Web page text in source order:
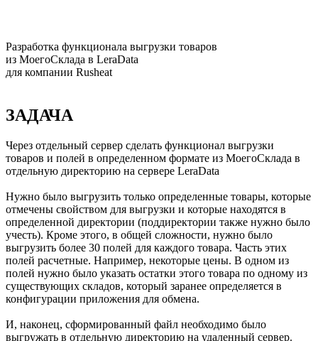
Разработка функционала выгрузки товаров
из МоегоСклада в LeraData
для компании Rusheat
ЗАДАЧА
Через отдельный сервер сделать функционал выгрузки
товаров и полей в определенном формате из МоегоСклада в
отдельную директорию на сервере LeraData
Нужно было выгрузить только определенные товары, которые
отмечены свойством для выгрузки и которые находятся в
определенной директории (поддиректории также нужно было
учесть). Кроме этого, в общей сложности, нужно было
выгрузить более 30 полей для каждого товара. Часть этих
полей расчетные. Например, некоторые цены. В одном из
полей нужно было указать остатки этого товара по одному из
существующих складов, который заранее определяется в
конфигурации приложения для обмена.
И, наконец, сформированный файл необходимо было
выгружать в отдельную директорию на удаленный сервер.